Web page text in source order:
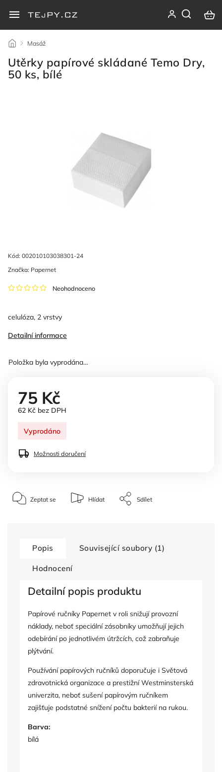
/ Masáž
Utěrky papírové skládané Temo Dry,
50 ks, bílé
Kód: 002010103038301-24
Neohodnoceno
celulóza, 2 vrstvy
Detailní informace
Značka: Papernet
Položka byla vyprodána…
75 Kč
62 Kč bez DPH
Vyprodáno
Možnosti doručení
Zeptat se Hlídat Sdílet
Popis Související soubory (1)
Hodnocení
Detailní popis produktu
Papírové ručníky Papernet v roli snižují provozní
náklady, neboť speciální zásobníky umožňují jejich
odebírání po jednotlivém útržcích, což zabraňuje
plýtvání.
Používání papírových ručníků doporučuje i Světová
zdravotnická organizace a prestižní Westminsterská
univerzita, neboť sušení papírovým ručníkem
zajišťuje podstatné snížení počtu bakterií na rukou.
Barva:
bílá